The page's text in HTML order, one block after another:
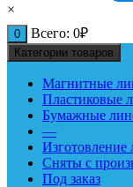
×
0 Всего: 0₽
Категории товаров
Магнитные
Пластиковые
Бумажные
—
Изготовление
Сняты с
Под заказ